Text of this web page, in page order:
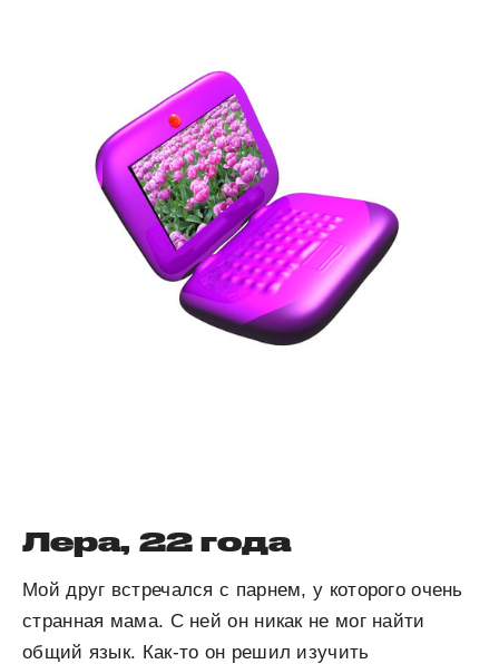
Лера, 22 года
Мой друг встречался с парнем, у которого очень
странная мама. С ней он никак не мог найти
общий язык. Как-то он решил изучить